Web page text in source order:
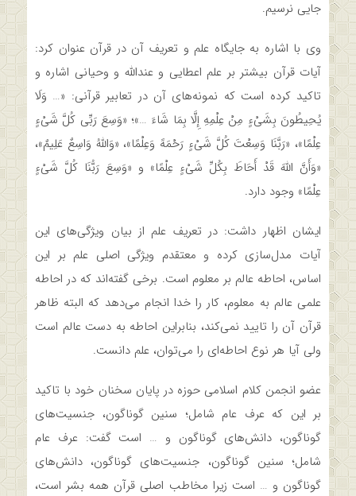
جایی نرسیم.
وی با اشاره به جایگاه علم و تعریف آن در قرآن عنوان کرد:
آیات قرآن بیشتر بر علم اعطایی و عندالله و وحیانی اشاره و
تاکید کرده است که نمونه‌های آن در تعابیر قرآنی: «… وَلَا
یُحِیطُونَ بِشَیْءٍ مِنْ عِلْمِهِ إِلَّا بِمَا شَاءَ …»؛ «وَسِعَ رَبِّی کُلَّ شَیْءٍ
عِلْمًا»، «رَبَّنَا وَسِعْتَ کُلَّ شَیْءٍ رَحْمَهً وَعِلْمًا»، «وَاللَّهُ وَاسِعٌ عَلِیمٌ»،
«وَأَنَّ اللَّهَ قَدْ أَحَاطَ بِکُلِّ شَیْءٍ عِلْمًا» و «وَسِعَ رَبُّنَا کُلَّ شَیْءٍ
عِلْمًا» وجود دارد.
ایشان اظهار داشت: در تعریف علم از بیان ویژگی‌های این
آیات مدل‌سازی کرده و معتقدم ویژگی اصلی علم بر این
اساس، احاطه عالم بر معلوم است. برخی گفته‌اند که در احاطه
علمی عالم به معلوم، کار را خدا انجام می‌دهد که البته ظاهر
قرآن آن را تایید نمی‌کند، بنابراین احاطه به دست عالم است
ولی آیا هر نوع احاطه‌ای را می‌توان، علم دانست.
عضو انجمن کلام اسلامی حوزه در پایان سخنان خود با تاکید
بر این که عرف عام شامل؛ سنین گوناگون، جنسیت‌های
گوناگون، دانش‌های گوناگون و … است گفت: عرف عام
شامل؛ سنین گوناگون، جنسیت‌های گوناگون، دانش‌های
گوناگون و … است زیرا مخاطب اصلی قرآن همه بشر است،